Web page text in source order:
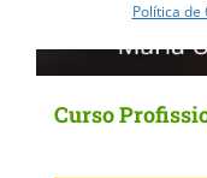
Política de
Curso